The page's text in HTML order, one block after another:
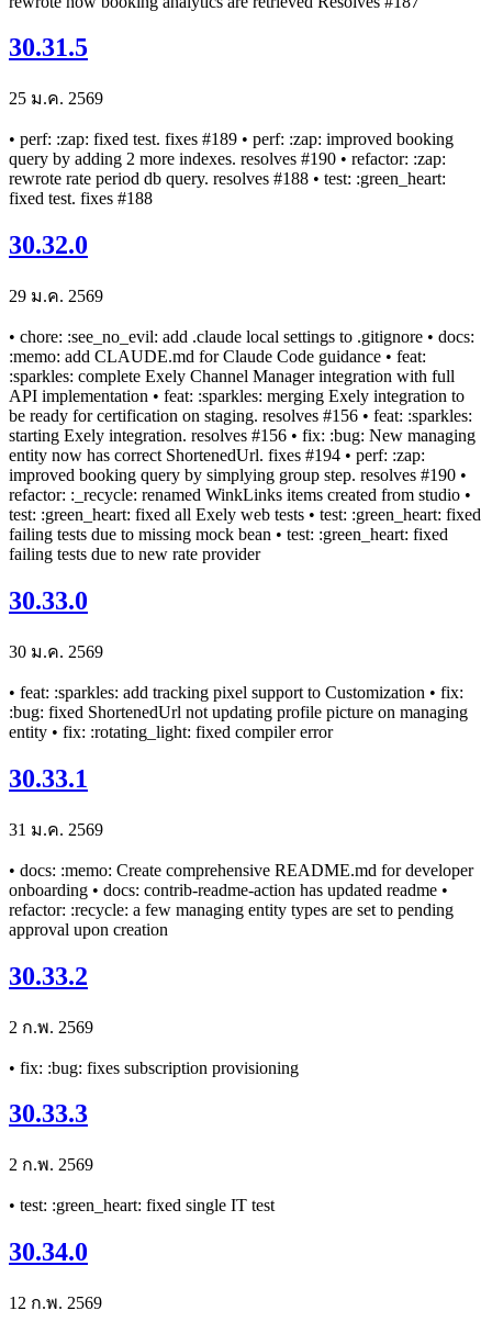
30.31.5
25 ม.ค. 2569
• perf: :zap: fixed test. fixes #189 • perf: :zap: improved booking
query by adding 2 more indexes. resolves #190 • refactor: :zap:
rewrote rate period db query. resolves #188 • test: :green_heart:
fixed test. fixes #188
30.32.0
29 ม.ค. 2569
• chore: :see_no_evil: add .claude local settings to .gitignore • docs:
:memo: add CLAUDE.md for Claude Code guidance • feat:
:sparkles: complete Exely Channel Manager integration with full
API implementation • feat: :sparkles: merging Exely integration to
be ready for certification on staging. resolves #156 • feat: :sparkles:
starting Exely integration. resolves #156 • fix: :bug: New managing
entity now has correct ShortenedUrl. fixes #194 • perf: :zap:
improved booking query by simplying group step. resolves #190 •
refactor: :_recycle: renamed WinkLinks items created from studio •
test: :green_heart: fixed all Exely web tests • test: :green_heart: fixed
failing tests due to missing mock bean • test: :green_heart: fixed
failing tests due to new rate provider
30.33.0
30 ม.ค. 2569
• feat: :sparkles: add tracking pixel support to Customization • fix:
:bug: fixed ShortenedUrl not updating profile picture on managing
entity • fix: :rotating_light: fixed compiler error
30.33.1
31 ม.ค. 2569
• docs: :memo: Create comprehensive README.md for developer
onboarding • docs: contrib-readme-action has updated readme •
refactor: :recycle: a few managing entity types are set to pending
approval upon creation
30.33.2
2 ก.พ. 2569
• fix: :bug: fixes subscription provisioning
30.33.3
2 ก.พ. 2569
• test: :green_heart: fixed single IT test
30.34.0
12 ก.พ. 2569